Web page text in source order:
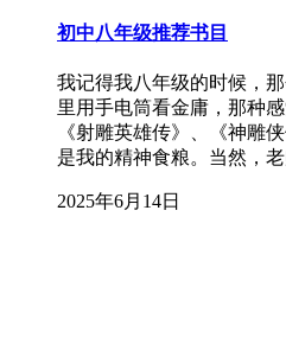
初中八年级推荐书目
我记得我八年级的时候，
里用手电筒看金庸，那种
《射雕英雄传》、《神雕
是我的精神食粮。当然，
2025年6月14日